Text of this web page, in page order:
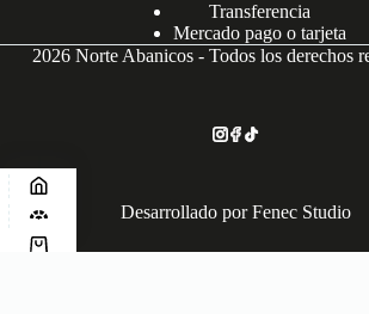
Transferencia
Mercado pago o tarjeta
2026 Norte Abanicos - Todos los derechos
Desarrollado porFenec Studio